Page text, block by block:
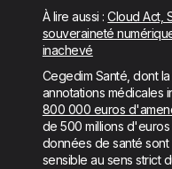
À lire aussi :Cloud Act,
souveraineté
inachevé
Cegedim Santé, dont
annotations médicales
800 000 euros
de 500 millions
données de santé
sensible au sens strict